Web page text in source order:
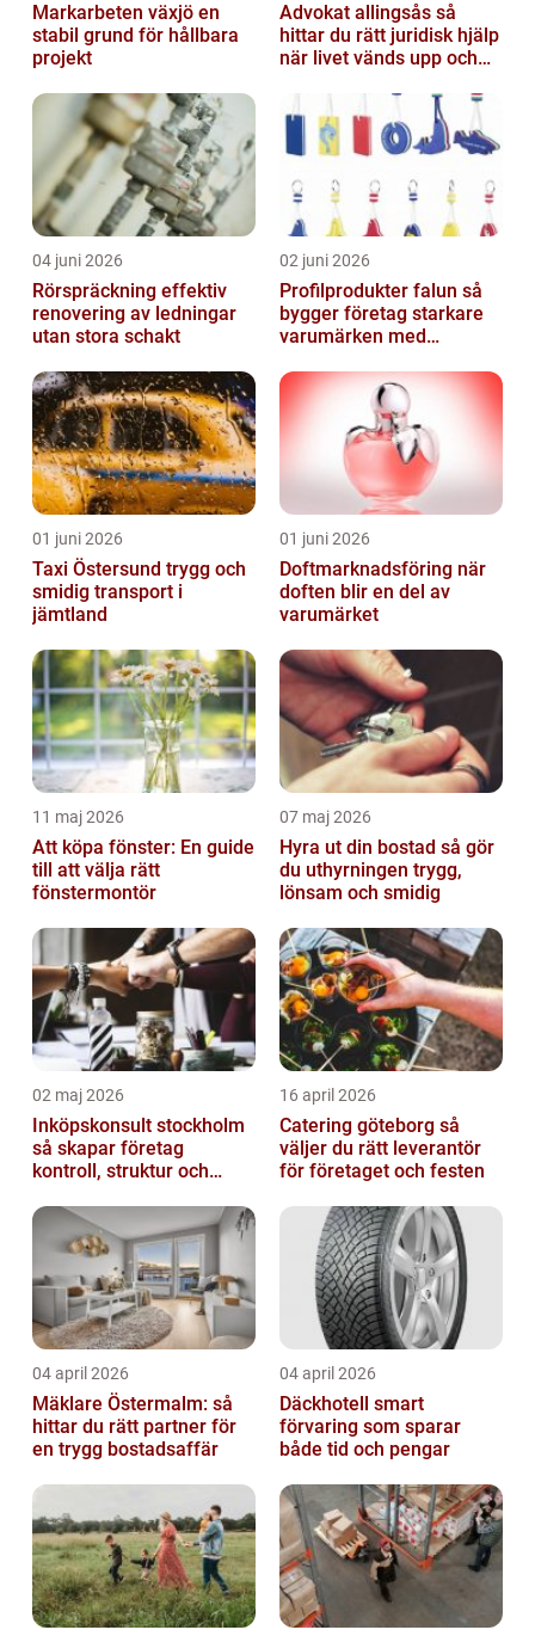
Markarbeten växjö en
stabil grund för hållbara
projekt
Advokat allingsås så
hittar du rätt juridisk hjälp
när livet vänds upp och
04 juni 2026
Rörspräckning effektiv
renovering av ledningar
utan stora schakt
02 juni 2026
Profilprodukter falun så
bygger företag starkare
varumärken med
01 juni 2026
Taxi Östersund trygg och
smidig transport i
jämtland
01 juni 2026
Doftmarknadsföring när
doften blir en del av
varumärket
11 maj 2026
Att köpa fönster: En guide
till att välja rätt
fönstermontör
07 maj 2026
Hyra ut din bostad så gör
du uthyrningen trygg,
lönsam och smidig
02 maj 2026
Inköpskonsult stockholm
så skapar företag
kontroll, struktur och
16 april 2026
Catering göteborg så
väljer du rätt leverantör
för företaget och festen
04 april 2026
Mäklare Östermalm: så
hittar du rätt partner för
en trygg bostadsaffär
04 april 2026
Däckhotell smart
förvaring som sparar
både tid och pengar